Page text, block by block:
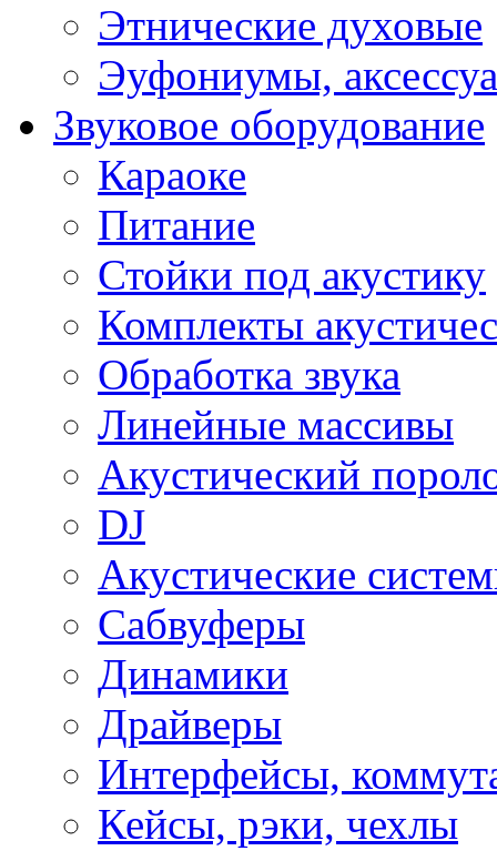
Этнические духовые
Эуфониумы,
Звуковое оборудование
Караоке
Питание
Стойки под акустику
Комплекты
Обработка звука
Линейные массивы
Акустический
DJ
Акустические
Сабвуферы
Динамики
Драйверы
Интерфейсы,
Кейсы, рэки, чехлы